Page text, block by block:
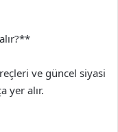
ve güncel siyasi
yer alır.